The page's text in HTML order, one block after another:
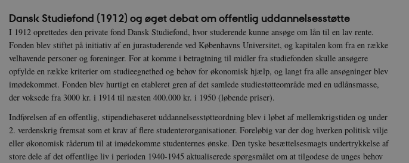
Dansk Studiefond (1912) og øget debat om offentlig uddannelsesstøtte
I 1912 oprettedes den private fond Dansk Studiefond, hvor studerende kunne ansøge om lån til en lav rente.
Fonden blev stiftet på initiativ af en jurastuderende ved Københavns Universitet, og kapitalen kom fra en række
velhavende personer og foreninger. For at komme i betragtning til midler fra studiefonden skulle ansøgere
opfylde en række kriterier om studieegnethed og behov for økonomisk hjælp, og langt fra alle ansøgninger blev
imødekommet. Fonden blev hurtigt en etableret gren af det samlede studiestøtteområde med en udlånsmasse,
der voksede fra 3000 kr. i 1914 til næsten 400.000 kr. i 1950 (løbende priser).
Indførelsen af en offentlig, stipendiebaseret uddannelsesstøtteordning blev i løbet af mellemkrigstiden og under
2. verdenskrig fremsat som et krav af flere studenterorganisationer. Foreløbig var der dog hverken politisk vilje
eller økonomisk råderum til at imødekomme studenternes ønske. Den tyske besættelsesmagts undertrykkelse af
store dele af det offentlige liv i perioden 1940-1945 aktualiserede spørgsmålet om at tilgodese de unges behov